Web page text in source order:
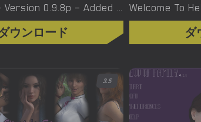
Witchcraft – Version 0.9.8p – Added Android Port [Red Silhouette]
ウンロード ダ
3.5